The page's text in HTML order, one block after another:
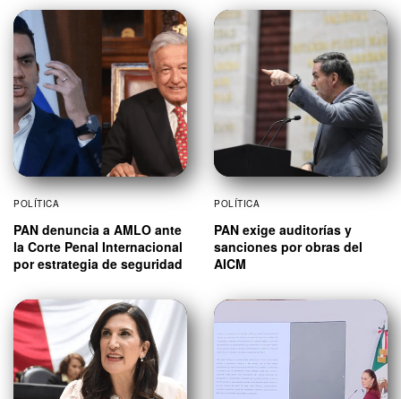
POLÍTICA
PAN denuncia a AMLO ante
la Corte Penal Internacional
por estrategia de seguridad
POLÍTICA
PAN exige auditorías y
sanciones por obras del
AICM